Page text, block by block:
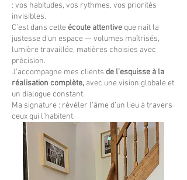
: vos habitudes, vos rythmes, vos priorités
invisibles.
C’est dans cette écoute attentive que naît la
justesse d’un espace — volumes maîtrisés,
lumière travaillée, matières choisies avec
précision.
J’accompagne mes clients de l’esquisse à la
réalisation complète, avec une vision globale et
un dialogue constant.
Ma signature : révéler l’âme d’un lieu à travers
ceux qui l’habitent.